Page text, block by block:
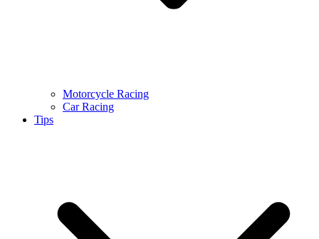
Motorcycle Racing
Car Racing
Tips